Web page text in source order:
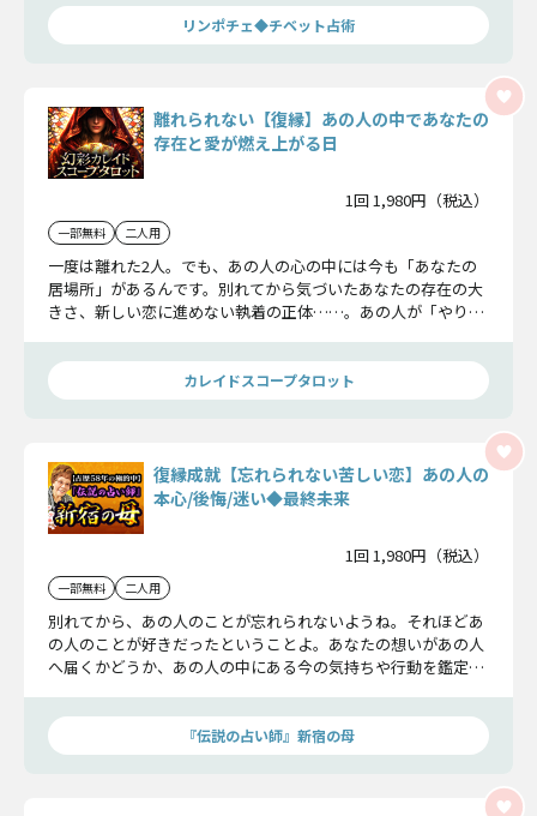
リンポチェ◆チベット占術
離れられない【復縁】あの人の中であなたの
存在と愛が燃え上がる日
1回 1,980円（税込）
一部無料 二人用
一度は離れた2人。でも、あの人の心の中には今も「あなたの
居場所」があるんです。別れてから気づいたあなたの存在の大
きさ、新しい恋に進めない執着の正体……。あの人が「やり直
デーを詳細にお伝えします。
カレイドスコープタロット
復縁成就【忘れられない苦しい恋】あの人の
本心/後悔/迷い◆最終未来
1回 1,980円（税込）
一部無料 二人用
別れてから、あの人のことが忘れられないようね。それほどあ
の人のことが好きだったということよ。あなたの想いがあの人
へ届くかどうか、あの人の中にある今の気持ちや行動を鑑定し
『伝説の占い師』新宿の母